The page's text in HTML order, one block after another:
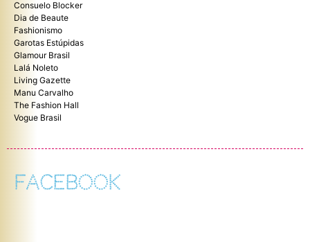
Consuelo Blocker
Dia de Beaute
Fashionismo
Garotas Estúpidas
Glamour Brasil
Lalá Noleto
Living Gazette
Manu Carvalho
The Fashion Hall
Vogue Brasil
FACEBOOK